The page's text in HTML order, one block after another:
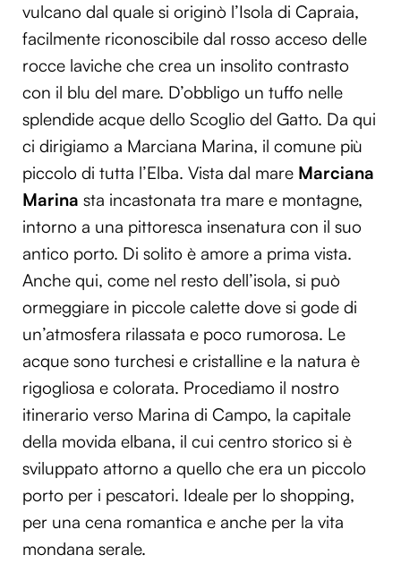
vulcano dal quale si originò l’Isola di Capraia,
facilmente riconoscibile dal rosso acceso delle
rocce laviche che crea un insolito contrasto
con il blu del mare. D’obbligo un tuffo nelle
splendide acque dello Scoglio del Gatto. Da qui
ci dirigiamo a Marciana Marina, il comune più
piccolo di tutta l’Elba. Vista dal mare Marciana
Marina sta incastonata tra mare e montagne,
intorno a una pittoresca insenatura con il suo
antico porto. Di solito è amore a prima vista.
Anche qui, come nel resto dell’isola, si può
ormeggiare in piccole calette dove si gode di
un’atmosfera rilassata e poco rumorosa. Le
acque sono turchesi e cristalline e la natura è
rigogliosa e colorata. Procediamo il nostro
itinerario verso Marina di Campo, la capitale
della movida elbana, il cui centro storico si è
sviluppato attorno a quello che era un piccolo
porto per i pescatori. Ideale per lo shopping,
per una cena romantica e anche per la vita
mondana serale.